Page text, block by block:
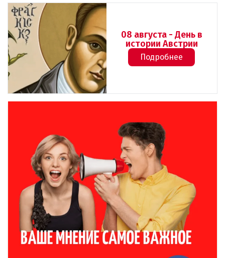
08 августа - День в
истории Австрии
Подробнее